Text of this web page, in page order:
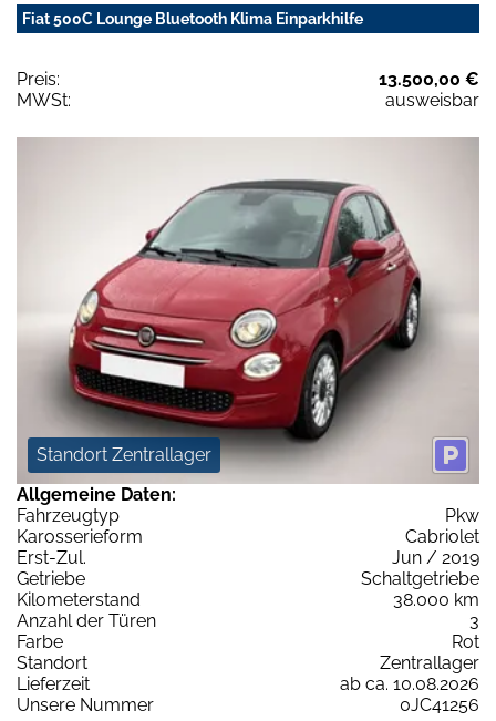
Fiat 500C Lounge Bluetooth Klima Einparkhilfe
Preis:
13.500,00 €
MWSt:
ausweisbar
Standort Zentrallager
Allgemeine Daten:
Fahrzeugtyp
Pkw
Karosserieform
Cabriolet
Erst-Zul.
Jun / 2019
Getriebe
Schaltgetriebe
Kilometerstand
38.000 km
Anzahl der Türen
3
Farbe
Rot
Standort
Zentrallager
Lieferzeit
ab ca. 10.08.2026
Unsere Nummer
0JC41256